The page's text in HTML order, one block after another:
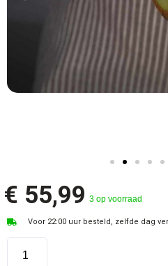
€ 55,99 3 op voorraad
Voor 22:00 uur besteld, zelfde dag